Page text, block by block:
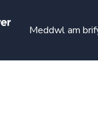
Meddwl am